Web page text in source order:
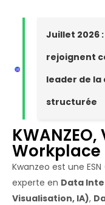
Juillet 2026
rejoignent
leader de
structurée
Workplace
Kwanzeo est une
experte en Data
Visualisation, IA),